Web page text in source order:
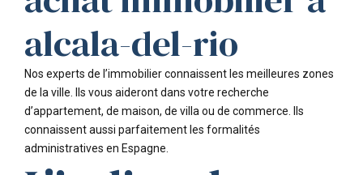
alcala-del-rio
Nos experts de l’immobilier connaissent les meilleures zones
de la ville. Ils vous aideront dans votre recherche
d’appartement, de maison, de villa ou de commerce. Ils
connaissent aussi parfaitement les formalités
administratives en Espagne.